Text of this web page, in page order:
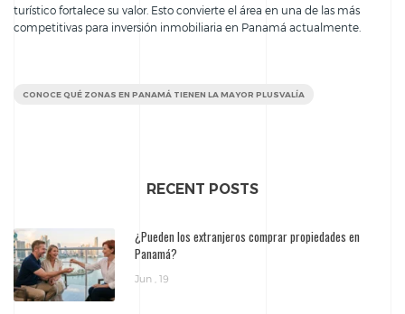
turístico fortalece su valor. Esto convierte el área en una de las más
competitivas para inversión inmobiliaria en Panamá actualmente.
CONOCE QUÉ ZONAS EN PANAMÁ TIENEN LA MAYOR PLUSVALÍA
RECENT POSTS
¿Pueden los extranjeros comprar propiedades en
Panamá?
Jun , 19